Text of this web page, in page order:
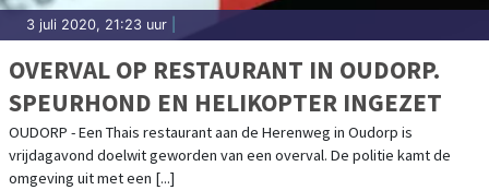
3 juli 2020, 21:23 uur
OVERVAL OP RESTAURANT IN OUDORP.
SPEURHOND EN HELIKOPTER INGEZET
OUDORP - Een Thais restaurant aan de Herenweg in Oudorp is
vrijdagavond doelwit geworden van een overval. De politie kamt de
omgeving uit met een [...]